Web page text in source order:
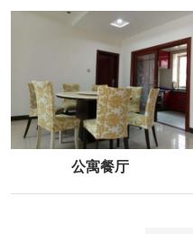
公寓餐厅